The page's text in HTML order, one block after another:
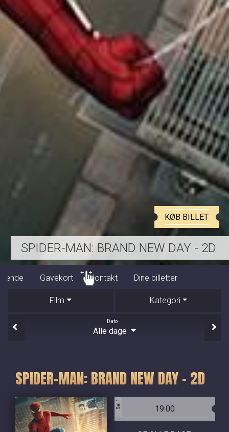
BEGYNDELSER - DK UNDERTEKSTER
KØB BILLET
Program/billet Kommende Gavekort
Film Kategori
Dato
Alle dage
SPIDER-MAN: BRAND NEW DAY - 2D
Sal 1 19:00